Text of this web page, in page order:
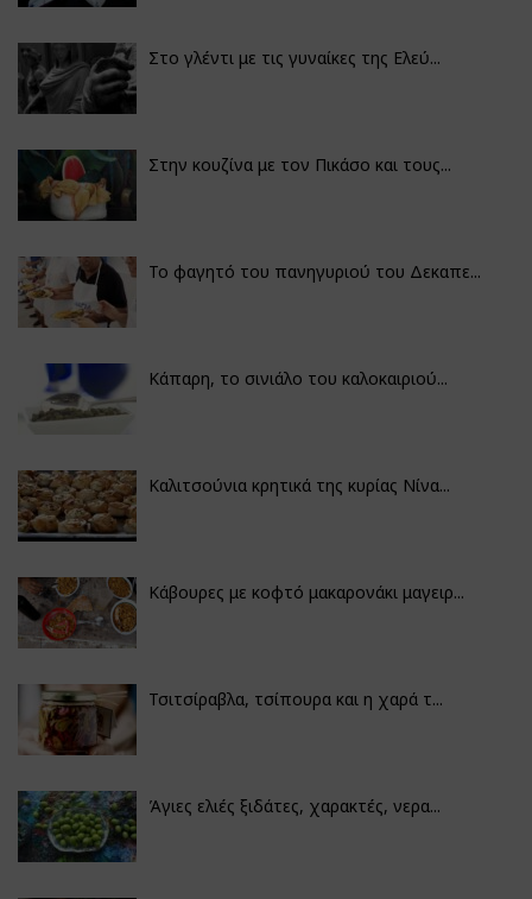
Στο γλέντι με τις γυναίκες της Ελεύ...
Στην κουζίνα με τον Πικάσο και τους...
Το φαγητό του πανηγυριού του Δεκαπε...
Κάπαρη, το σινιάλο του καλοκαιριού...
Καλιτσούνια κρητικά της κυρίας Νίνα...
Κάβουρες με κοφτό μακαρονάκι μαγειρ...
Τσιτσίραβλα, τσίπουρα και η χαρά τ...
Άγιες ελιές ξιδάτες, χαρακτές, νερα...